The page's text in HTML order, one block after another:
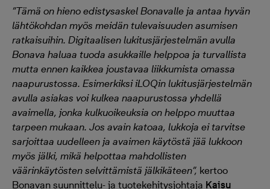
”Tämä on hieno edistysaskel Bonavalle ja antaa hyvän
lähtökohdan myös meidän tulevaisuuden asumisen
ratkaisuihin. Digitaalisen lukitusjärjestelmän avulla
Bonava haluaa tuoda asukkaille helppoa ja turvallista
mutta ennen kaikkea joustavaa liikkumista omassa
naapurustossa. Esimerkiksi iLOQin lukitusjärjestelmän
avulla asiakas voi kulkea naapurustossa yhdellä
avaimella, jonka kulkuoikeuksia on helppo muuttaa
tarpeen mukaan. Jos avain katoaa, lukkoja ei tarvitse
sarjoittaa uudelleen ja avaimen käytöstä jää lukkoon
myös jälki, mikä helpottaa mahdollisten
väärinkäytösten selvittämistä jälkikäteen”, kertoo
Bonavan suunnittelu- ja tuotekehitysjohtaja Kaisu